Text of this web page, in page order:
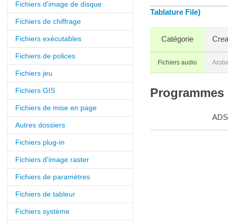
Fichiers d'image de disque
Fichiers de chiffrage
Fichiers exécutables
Fichiers de polices
Fichiers jeu
Fichiers GIS
Fichiers de mise en page
Autres dossiers
Fichiers plug-in
Fichiers d'image raster
Fichiers de paramètres
Fichiers de tableur
Fichiers système
Tablature File)
Catégorie
Fichiers audio
ADS